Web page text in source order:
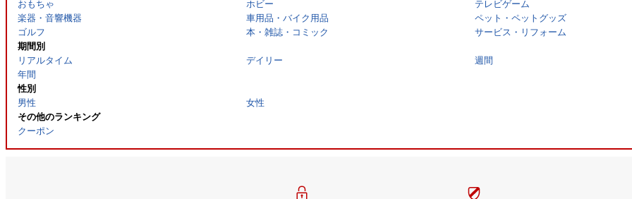
おもちゃ
ホビー
テレビゲーム
楽器・音響機器
車用品・バイク用品
ペット・ペットグッズ
ゴルフ
本・雑誌・コミック
サービス・リフォーム
期間別
リアルタイム
デイリー
週間
年間
性別
男性
女性
その他のランキング
クーポン